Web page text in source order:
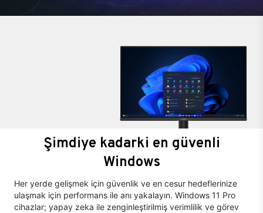
Şimdiye kadarki en güvenli
Windows
Her yerde gelişmek için güvenlik ve en cesur hedeflerinize
ulaşmak için performans ile anı yakalayın. Windows 11 Pro
cihazlar; yapay zeka ile zenginleştirilmiş verimlilik ve görev